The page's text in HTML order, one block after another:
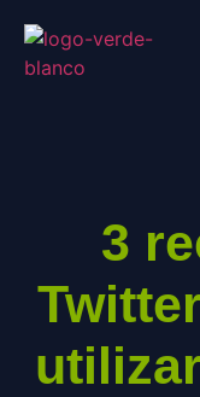
3